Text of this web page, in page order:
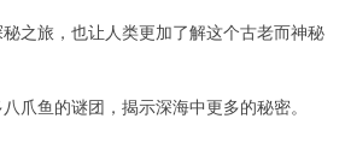
旅，也让人类更加了解这个古老而神秘
鱼的谜团，揭示深海中更多的秘密。